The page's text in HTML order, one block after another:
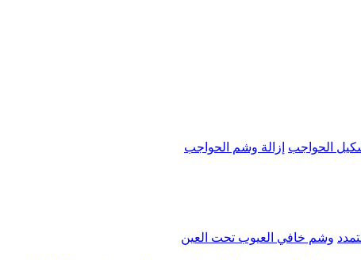
الحواجب إزالة وشم الحواجب
وشم خافي العيوب تحت العين